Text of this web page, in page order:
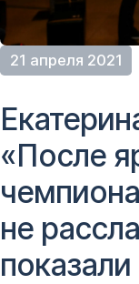
21 апреля 2021
«После
не